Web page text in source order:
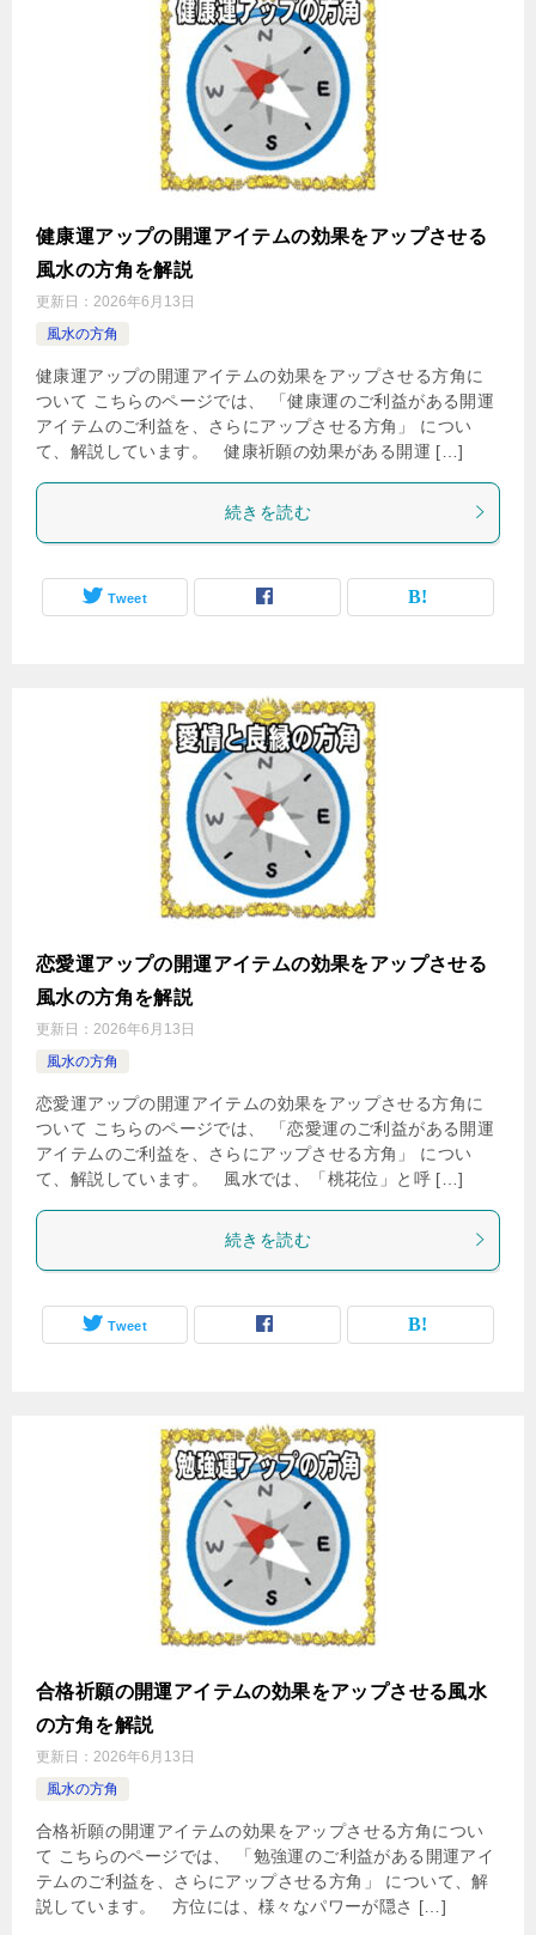
健康運アップの開運アイテムの効果をアップさせる
風水の方角を解説
更新日： 2026年6月13日
風水の方角
健康運アップの開運アイテムの効果をアップさせる方角に
ついて こちらのページでは、 「健康運のご利益がある開運
アイテムのご利益を、さらにアップさせる方角」 につい
て、解説しています。 健康祈願の効果がある開運 […]
続きを読む
Tweet
恋愛運アップの開運アイテムの効果をアップさせる
風水の方角を解説
更新日： 2026年6月13日
風水の方角
恋愛運アップの開運アイテムの効果をアップさせる方角に
ついて こちらのページでは、 「恋愛運のご利益がある開運
アイテムのご利益を、さらにアップさせる方角」 につい
て、解説しています。 風水では、「桃花位」と呼 […]
続きを読む
Tweet
合格祈願の開運アイテムの効果をアップさせる風水
の方角を解説
更新日： 2026年6月13日
風水の方角
合格祈願の開運アイテムの効果をアップさせる方角につい
て こちらのページでは、 「勉強運のご利益がある開運アイ
テムのご利益を、さらにアップさせる方角」 について、解
説しています。 方位には、様々なパワーが隠さ […]